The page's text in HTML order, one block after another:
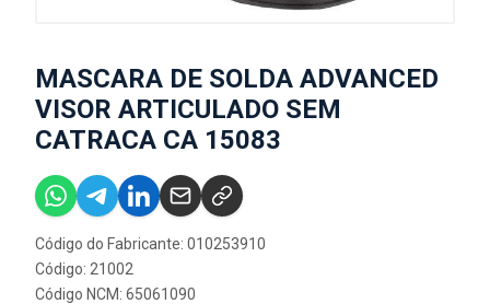
MASCARA DE SOLDA ADVANCED
VISOR ARTICULADO SEM
CATRACA CA 15083
Código do Fabricante: 010253910
Código: 21002
Código NCM: 65061090